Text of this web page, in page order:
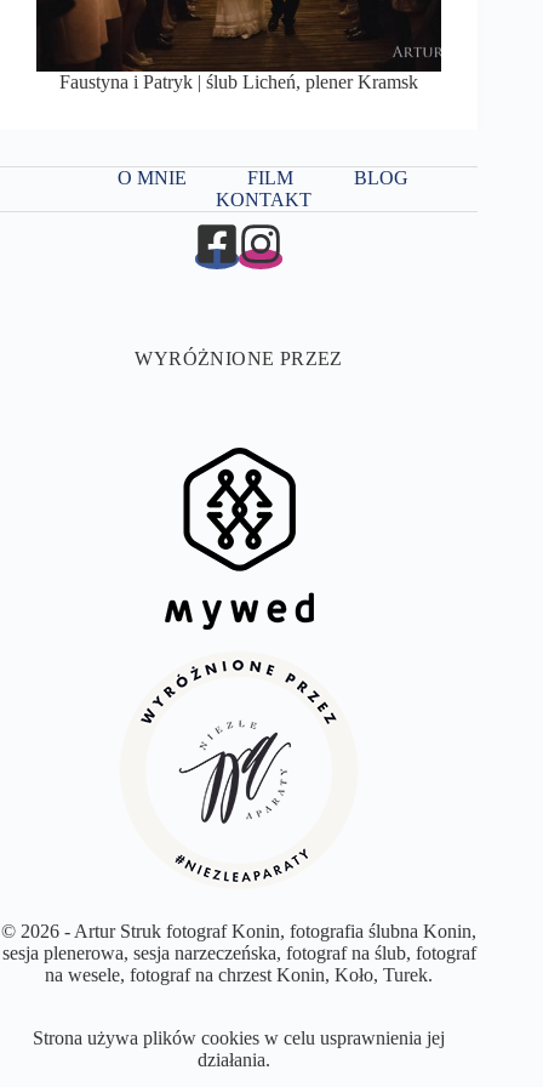
Faustyna i Patryk | ślub Licheń, plener Kramsk
O MNIE FILM
BLOG
KONTAKT
WYRÓŻNIONE PRZEZ
© 2026 - Artur Struk fotograf Konin, fotografia ślubna Konin,
sesja plenerowa, sesja narzeczeńska, fotograf na ślub, fotograf
na wesele, fotograf na chrzest Konin, Koło, Turek.
Strona używa plików cookies w celu usprawnienia jej
działania.